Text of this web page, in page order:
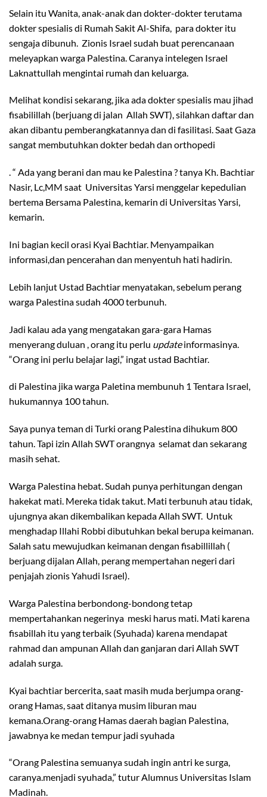
Selain itu Wanita, anak-anak dan dokter-dokter terutama
dokter spesialis di Rumah Sakit Al-Shifa, para dokter itu
sengaja dibunuh. Zionis Israel sudah buat perencanaan
meleyapkan warga Palestina. Caranya intelegen Israel
Laknattullah mengintai rumah dan keluarga.
Melihat kondisi sekarang, jika ada dokter spesialis mau jihad
fisabilillah (berjuang di jalan Allah SWT), silahkan daftar dan
akan dibantu pemberangkatannya dan di fasilitasi. Saat Gaza
sangat membutuhkan dokter bedah dan orthopedi
. “ Ada yang berani dan mau ke Palestina ? tanya Kh. Bachtiar
Nasir, Lc,MM saat Universitas Yarsi menggelar kepedulian
bertema Bersama Palestina, kemarin di Universitas Yarsi,
kemarin.
Ini bagian kecil orasi Kyai Bachtiar. Menyampaikan
informasi,dan pencerahan dan menyentuh hati hadirin.
Lebih lanjut Ustad Bachtiar menyatakan, sebelum perang
warga Palestina sudah 4000 terbunuh.
Jadi kalau ada yang mengatakan gara-gara Hamas
menyerang duluan , orang itu perlu updateinformasinya.
“Orang ini perlu belajar lagi,” ingat ustad Bachtiar.
di Palestina jika warga Paletina membunuh 1 Tentara Israel,
hukumannya 100 tahun.
Saya punya teman di Turki orang Palestina dihukum 800
tahun. Tapi izin Allah SWT orangnya selamat dan sekarang
masih sehat.
Warga Palestina hebat. Sudah punya perhitungan dengan
hakekat mati. Mereka tidak takut. Mati terbunuh atau tidak,
ujungnya akan dikembalikan kepada Allah SWT. Untuk
menghadap Illahi Robbi dibutuhkan bekal berupa keimanan.
Salah satu mewujudkan keimanan dengan fisabillillah (
berjuang dijalan Allah, perang mempertahan negeri dari
penjajah zionis Yahudi Israel).
Warga Palestina berbondong-bondong tetap
mempertahankan negerinya meski harus mati. Mati karena
fisabillah itu yang terbaik (Syuhada) karena mendapat
rahmad dan ampunan Allah dan ganjaran dari Allah SWT
adalah surga.
Kyai bachtiar bercerita, saat masih muda berjumpa orang-
orang Hamas, saat ditanya musim liburan mau
kemana.Orang-orang Hamas daerah bagian Palestina,
jawabnya ke medan tempur jadi syuhada
“Orang Palestina semuanya sudah ingin antri ke surga,
caranya.menjadi syuhada,” tutur Alumnus Universitas Islam
Madinah.